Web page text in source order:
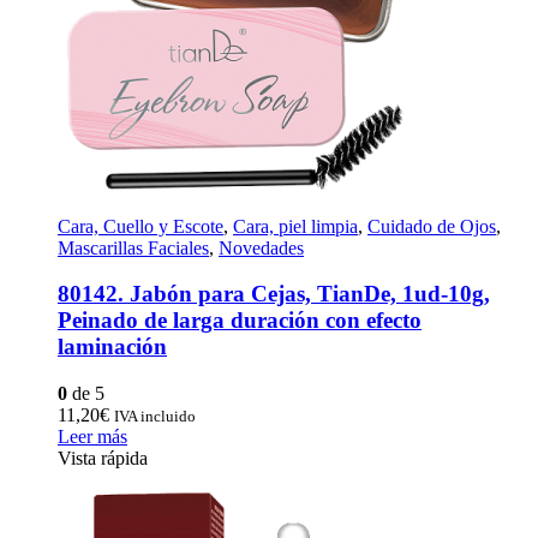
Cara, Cuello y Escote, Cara, piel limpia, Cuidado de Ojos,
Mascarillas Faciales, Novedades
80142. Jabón para Cejas, TianDe, 1ud-10g,
Peinado de larga duración con efecto
laminación
0 de 5
11,20€ IVA incluido
Leer más
Vista rápida